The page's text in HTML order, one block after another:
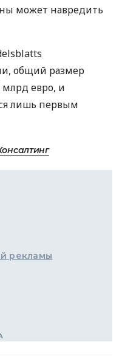
может навредить
общий размер
евро, и
лишь первым
рекламы